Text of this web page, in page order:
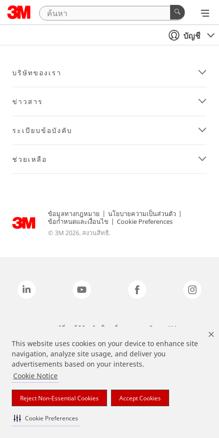
This website uses cookies on your device to enhance site
navigation, analyze site usage, and deliver you
advertisements based on your interests.
Cookie Notice
Reject Non-Essential Cookies Accept Cookies
Cookie Preferences
บัญชี
บริษัทของเรา
ข่าวสาร
ระเบียบข้อบังคับ
ช่วยเหลือ
ข้อมูลทางกฎหมาย | นโยบายความเป็นส่วนตัว |
ข้อกำหนดและเงื่อนไข | Cookie Preferences
© 3M 2026. สงวนสิทธิ.
แบรนด์ที่ระบุไว้ข้างต้นเป็นเครื่องหมายการค้าของ 3M